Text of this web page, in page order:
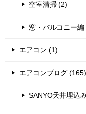
空室清掃 (2)
窓・バルコニー編
エアコン (1)
エアコンブログ (165)
SANYO天井埋込